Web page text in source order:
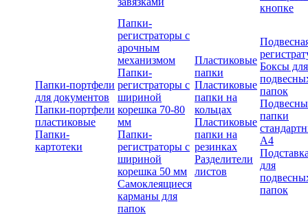
кнопке
Папки-портфели
для документов
Папки-портфели
пластиковые
Папки-
картотеки
Папки-
регистраторы с
арочным
механизмом
Папки-
регистраторы с
шириной
корешка 70-80
мм
Папки-
регистраторы с
шириной
корешка 50 мм
Самоклеящиеся
карманы для
папок
Пластиковые
папки
Пластиковые
папки на
кольцах
Пластиковые
папки на
резинках
Разделители
листов
Боксы для
папок
папки
А4
для
папок